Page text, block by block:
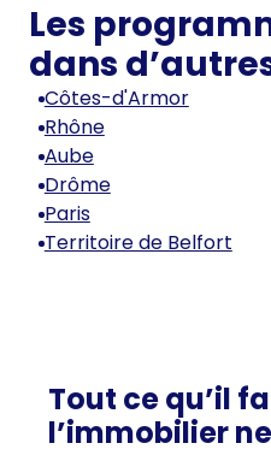
Les
dans
Côtes-d'Armor
Rhône
Aube
Drôme
Paris
Territoire de Belfort
Tout ce qu’il
l’immobilier